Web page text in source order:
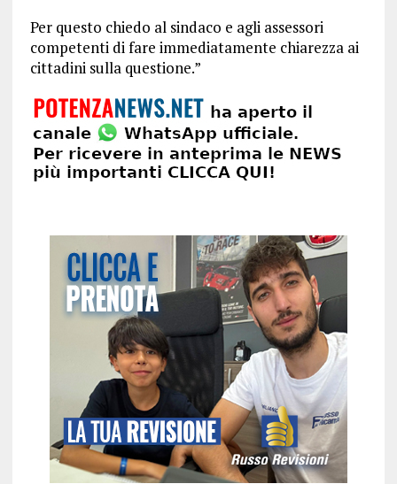
Per questo chiedo al sindaco e agli assessori
competenti di fare immediatamente chiarezza ai
cittadini sulla questione.”